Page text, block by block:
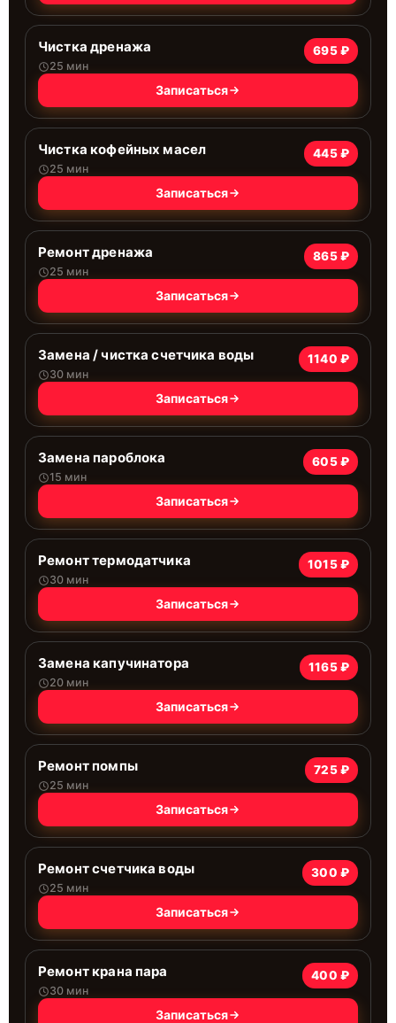
Чистка дренажа
25 мин
695 ₽
Записаться
Чистка кофейных масел
25 мин
445 ₽
Записаться
Ремонт дренажа
25 мин
865 ₽
Записаться
Замена / чистка счетчика воды
30 мин
1140 ₽
Записаться
Замена пароблока
15 мин
605 ₽
Записаться
Ремонт термодатчика
30 мин
1015 ₽
Записаться
Замена капучинатора
20 мин
1165 ₽
Записаться
Ремонт помпы
25 мин
725 ₽
Записаться
Ремонт счетчика воды
25 мин
300 ₽
Записаться
Ремонт крана пара
30 мин
400 ₽
Записаться